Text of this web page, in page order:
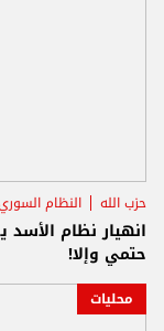
حزب الله النظام
انهيار نظام الأسد
حتمي وإلا!
محليات